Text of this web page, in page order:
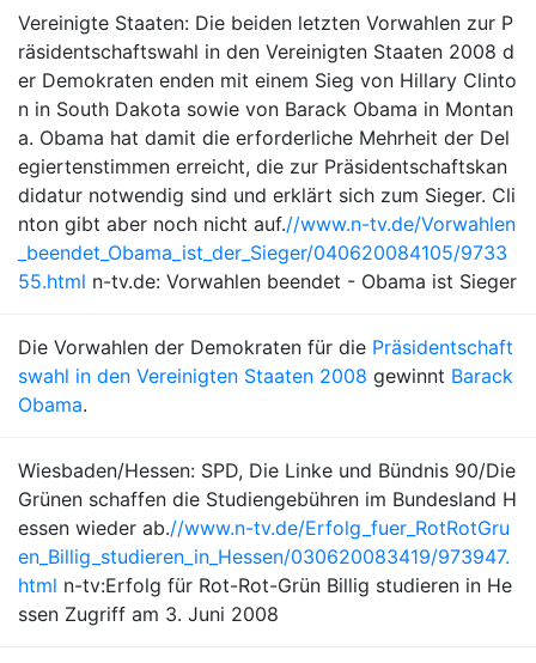
Vereinigte Staaten: Die beiden letzten Vorwahlen zur P
räsidentschaftswahl in den Vereinigten Staaten 2008 d
er Demokraten enden mit einem Sieg von Hillary Clinto
n in South Dakota sowie von Barack Obama in Montan
a. Obama hat damit die erforderliche Mehrheit der Del
egiertenstimmen erreicht, die zur Präsidentschaftskan
didatur notwendig sind und erklärt sich zum Sieger. Cli
nton gibt aber noch nicht auf.//www.n-tv.de/Vorwahlen
_beendet_Obama_ist_der_Sieger/040620084105/9733
55.html n-tv.de: Vorwahlen beendet - Obama ist Sieger
Die Vorwahlen der Demokraten für die Präsidentschaft
swahl in den Vereinigten Staaten 2008 gewinnt Barack
Obama.
Wiesbaden/Hessen: SPD, Die Linke und Bündnis 90/Die
Grünen schaffen die Studiengebühren im Bundesland H
essen wieder ab.//www.n-tv.de/Erfolg_fuer_RotRotGru
en_Billig_studieren_in_Hessen/030620083419/973947.
html n-tv:Erfolg für Rot-Rot-Grün Billig studieren in He
ssen Zugriff am 3. Juni 2008